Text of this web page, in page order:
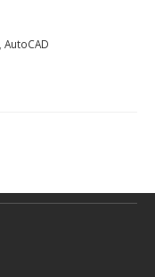
,AutoCAD